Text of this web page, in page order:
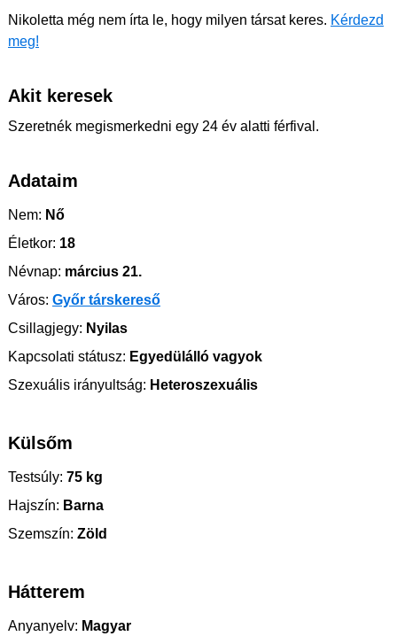
Nikoletta még nem írta le, hogy milyen társat keres. Kérdezd
meg!
Akit keresek
Szeretnék megismerkedni egy 24 év alatti férfival.
Adataim
Nem: Nő
Életkor: 18
Névnap: március 21.
Város: Győr társkereső
Csillagjegy: Nyilas
Kapcsolati státusz: Egyedülálló vagyok
Szexuális irányultság: Heteroszexuális
Külsőm
Testsúly: 75 kg
Hajszín: Barna
Szemszín: Zöld
Hátterem
Anyanyelv: Magyar